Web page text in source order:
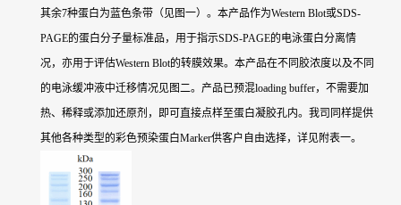
其余7种蛋白为蓝色条带（见图一）。本产品作为Western Blot或SDS-
PAGE的蛋白分子量标准品，用于指示SDS-PAGE的电泳蛋白分离情
况，亦用于评估Western Blot的转膜效果。本产品在不同胶浓度以及不同
的电泳缓冲液中迁移情况见图二。产品已预混loading buffer，不需要加
热、稀释或添加还原剂，即可直接点样至蛋白凝胶孔内。我司同样提供
其他各种类型的彩色预染蛋白Marker供客户自由选择，详见附表一。